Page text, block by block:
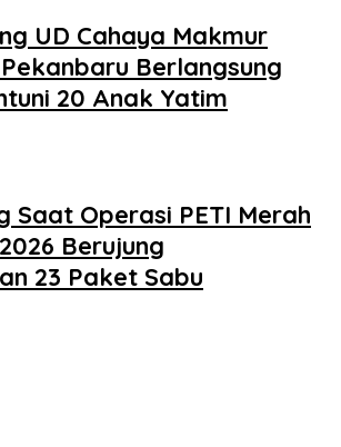
UD Cahaya Makmur
Berlangsung
20 Anak Yatim
Saat Operasi PETI Merah
Berujung
23 Paket Sabu